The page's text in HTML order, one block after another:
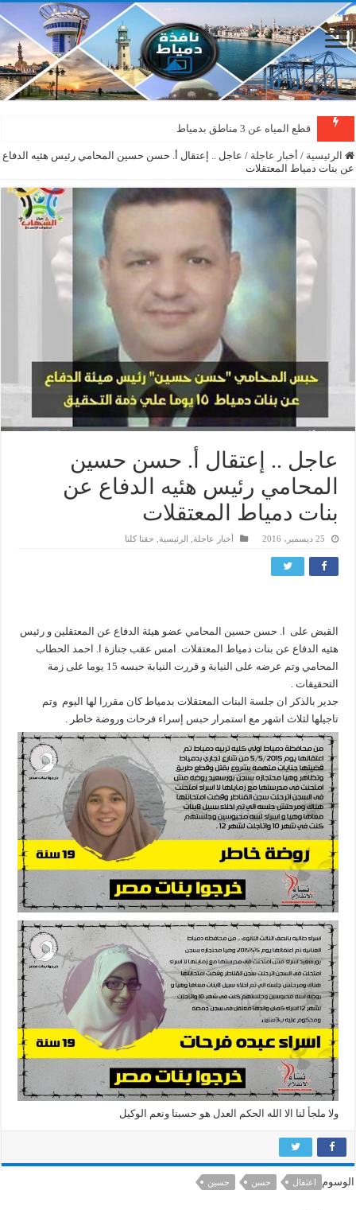
قطع المياه عن 3 مناطق بدمياط
الرئيسية / أخبار عاجلة / عاجل .. إعتقال أ. حسن حسين المحامي رئيس هئيه الدفاع
عن بنات دمياط المعتقلات
عاجل .. إعتقال أ. حسن حسين
المحامي رئيس هئيه الدفاع عن
بنات دمياط المعتقلات
25 ديسمبر، 2016 أخبار عاجلة الرئيسية حقنا كلنا
القبض على ا. حسن حسين المحامي عضو هيئة الدفاع عن المعتقلين و رئيس
هئيه الدفاع عن بنات دمياط المعتقلات امس عقب جنازة ا. احمد الحطاب
المحامي وتم عرضه على النيابة و قررت النيابة حبسه 15 يوما على زمة
التحقيقات .
جدير بالذكر ان جلسة البنات المعتقلات بدمياط كان مقررا لها اليوم وتم
تاجيلها لثلاث اشهر مع استمرار حبس إسراء فرحات وروضة خاطر .
ولا ملجأ لنا الا الله الحكم العدل هو حسبنا ونعم الوكيل
الوسوم اعتقال حسن حسين